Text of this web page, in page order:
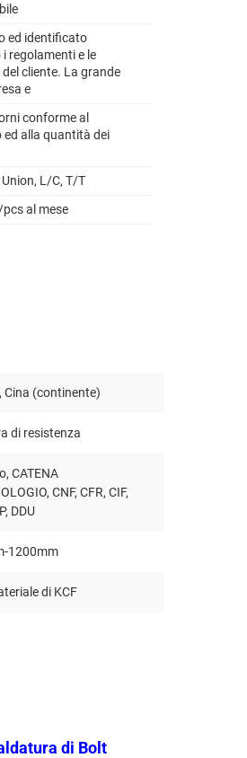
ed identificato
regolamenti e le
del cliente. La grande
e
conforme al
ed alla quantità dei
L/C, T/T
al mese
Cina (continente)
di resistenza
CATENA
CNF, CFR, CIF,
DDU
1200mm
di KCF
di Bolt